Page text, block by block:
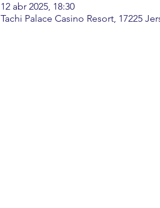
12 abr 2025, 18:30
Tachi Palace Casino Resort, 17225